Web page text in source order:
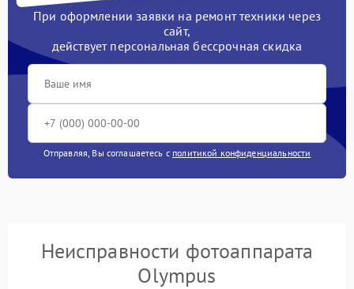
При оформлении заявки на ремонт техники через
сайт,
действует персональная бессрочная скидка
Отправляя, Вы соглашаетесь с политикой конфиденциальности
Неисправности фотоаппарата
Olympus